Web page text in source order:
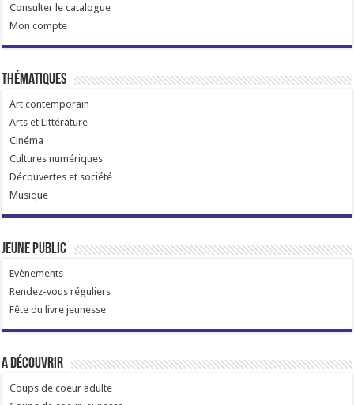
Consulter le catalogue
Mon compte
Thématiques
Art contemporain
Arts et Littérature
Cinéma
Cultures numériques
Découvertes et société
Musique
Jeune public
Evènements
Rendez-vous réguliers
Fête du livre jeunesse
A découvrir
Coups de coeur adulte